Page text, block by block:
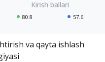
80.8 57.6
va qayta ishlash